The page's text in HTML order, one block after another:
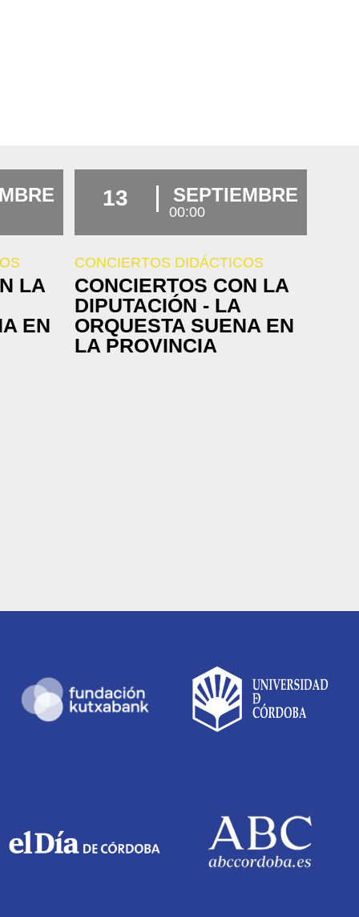
LA
EN
13 SEPTIEMBRE
00:00
CONCIERTOS DIDÁCTICOS
CONCIERTOS CON LA
DIPUTACIÓN - LA
ORQUESTA SUENA EN
LA PROVINCIA